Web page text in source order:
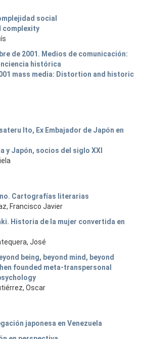
social
complexity
de 2001. Medios de comunicación:
histórica
mass media: Distortion and historic
Ito, Ex Embajador de Japón en
y Japón, socios del siglo XXI
Cartografías literarias
Francisco Javier
Historia de la mujer convertida en
José
being, beyond mind, beyond
founded meta-transpersonal
Oscar
japonesa en Venezuela